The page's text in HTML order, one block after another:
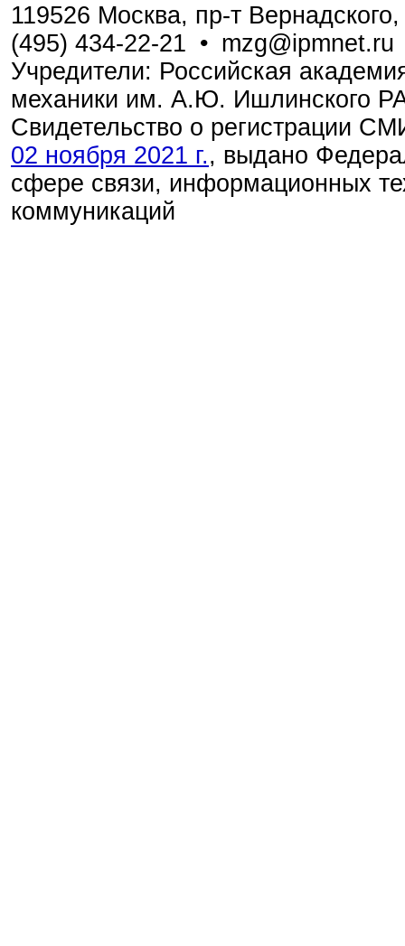
119526 Москва, пр-т
(495) 434-22-21 • mzg@ipmnet.ru
Учредители: Российская
механики им. А.Ю. Ишлинского
Свидетельство о регистрации
02 ноября 2021 г., выдано
сфере связи, информационных
коммуникаций